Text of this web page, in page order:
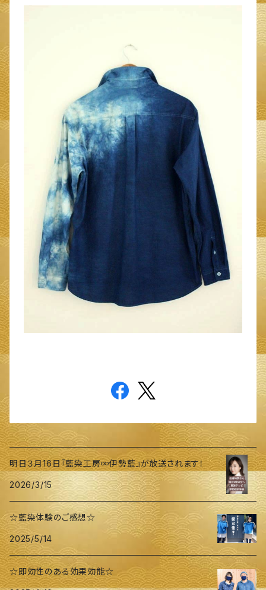
明日３月16日『藍染工房∞伊勢藍』が放送されます！
2026/3/15
☆藍染体験のご感想☆
2025/5/14
☆即効性のある効果効能☆